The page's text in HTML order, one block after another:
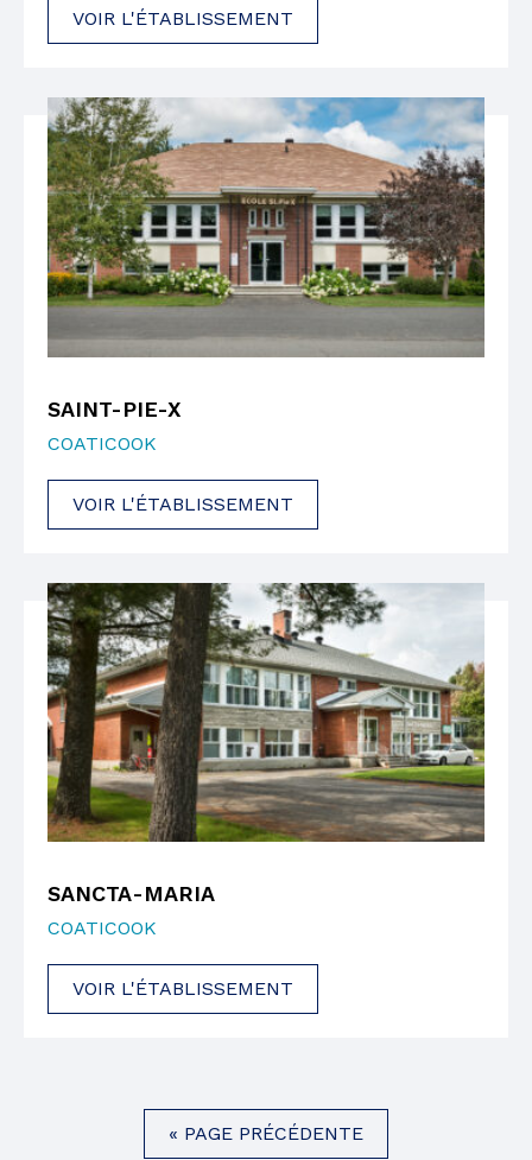
VOIR L'ÉTABLISSEMENT
SAINT-PIE-X
COATICOOK
VOIR L'ÉTABLISSEMENT
SANCTA-MARIA
COATICOOK
VOIR L'ÉTABLISSEMENT
« PAGE PRÉCÉDENTE